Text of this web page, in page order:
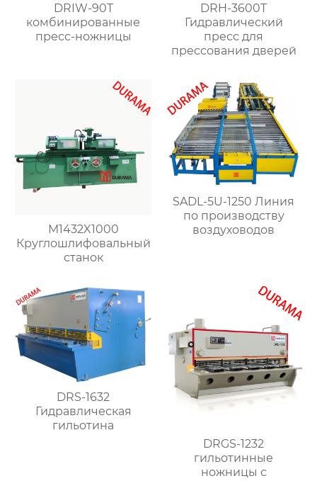
DRIW-90T
комбинированные
пресс-ножницы
DRH-3600T
Гидравлический
пресс для
прессования дверей
M1432X1000
Круглошлифовальный
станок
SADL-5U-1250 Линия
по производству
воздуховодов
DRS-1632
Гидравлическая
гильотина
DRGS-1232
гильотинные
ножницы с